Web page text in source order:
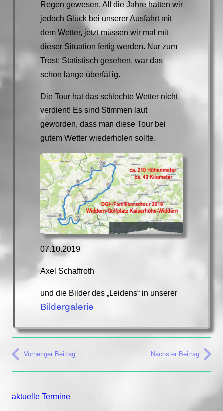
Regen gewesen. All die Jahre hatten wir
jedoch Glück bei unserer Ausfahrt mit
dem Wetter, jetzt müssen wir mal mit
dieser Situation fertig werden. Nur zum
Trost: Statistisch gesehen, war das
schon lange überfällig.
Die Tour hat das schlechte Wetter nicht
verdient! Es sind Stimmen laut
geworden, dass man diese Tour bei
gutem Wetter wiederholen sollte.
07.10.2019
Axel Schaffroth
und die Bilder des „Leidens“ in unserer
Bildergalerie
Vorheriger Beitrag Nächster Beitrag
aktuelle Termine